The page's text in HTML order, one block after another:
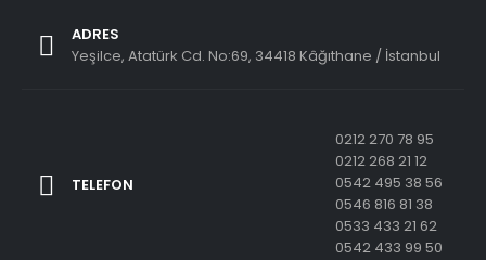
ADRES
Yeşilce, Atatürk Cd. No:69, 34418 Kâğıthane / İstanbul
TELEFON
0212 270 78 95
0212 268 21 12
0542 495 38 56
0546 816 81 38
0533 433 21 62
0542 433 99 50